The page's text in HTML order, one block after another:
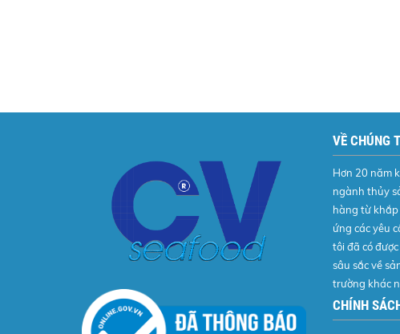
VỀ CHÚNG
Hơn 20 năm
ngành thủy
hàng từ
ứng các yêu
tôi đã có
sâu sắc về
trường khác
CHÍNH